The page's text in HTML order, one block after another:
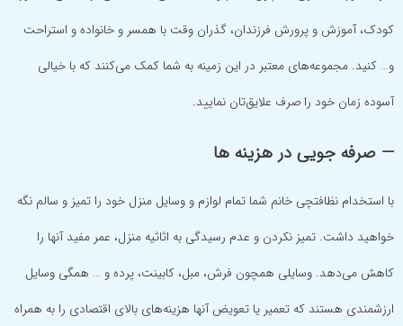
کودک، آموزش و پرورش فرزندان، گذران وقت با همسر و خانواده و استراحت
و… کنید. مجموعه‌های معتبر در این زمینه به شما کمک می‌کنند که با خیالی
آسوده زمان خود را صرف علایق‌تان نمایید.
— صرفه جویی در هزینه ها
با استخدام نظافتچی خانم شما تمام لوازم و وسایل منزل خود را تمیز و سالم نگه
خواهید داشت. تمیز نکردن و عدم رسیدگی به اثاثیه منزل، عمر مفید آنها را
کاهش می‌دهد. وسایلی همچون فرش، مبل، کابینت، پرده و … همگی وسایل
ارزشمندی هستند که تعمیر یا تعویض آنها هزینه‌های بالای اقتصادی را به همراه